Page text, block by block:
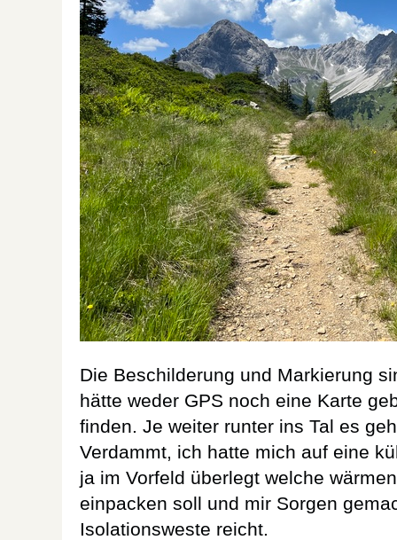
Die Beschilderung und Markierung
hätte weder GPS noch eine Karte
finden. Je weiter runter ins Tal es
Verdammt, ich hatte mich auf eine
ja im Vorfeld überlegt welche
einpacken soll und mir Sorgen
Isolationsweste reicht.